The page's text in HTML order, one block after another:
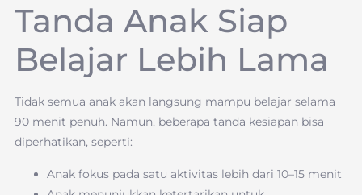
Tanda Anak Siap
Belajar Lebih Lama
Tidak semua anak akan langsung mampu belajar selama
90 menit penuh. Namun, beberapa tanda kesiapan bisa
diperhatikan, seperti:
Anak fokus pada satu aktivitas lebih dari 10–15 menit